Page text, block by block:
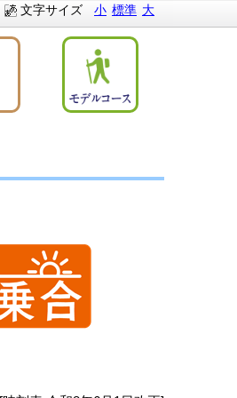
文字サイズ 小 標準 大